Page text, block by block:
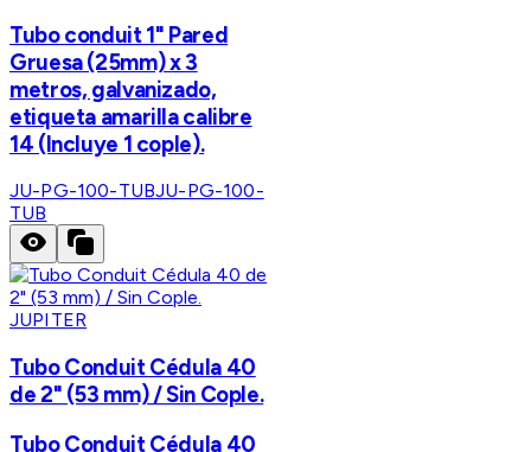
Tubo conduit 1" Pared
Gruesa (25mm) x 3
metros, galvanizado,
etiqueta amarilla calibre
14 (Incluye 1 cople).
JU-PG-100-TUBJU-PG-100-
TUB
JUPITER
Tubo Conduit Cédula 40
de 2" (53 mm) / Sin Cople.
Tubo Conduit Cédula 40